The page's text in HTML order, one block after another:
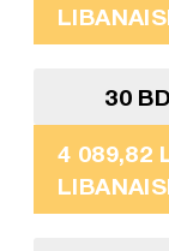
30
4 089,82